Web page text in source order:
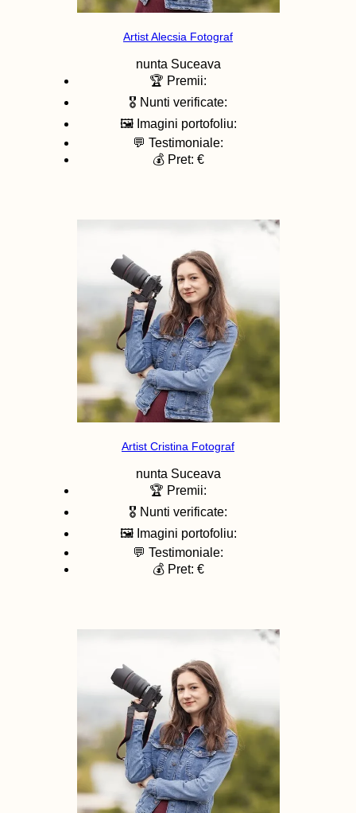
Artist Alecsia Fotograf
nunta Suceava
🏆 Premii:
🎖️ Nunti verificate:
🖼️ Imagini portofoliu:
💬 Testimoniale:
💰 Pret: €
Artist Cristina Fotograf
nunta Suceava
🏆 Premii:
🎖️ Nunti verificate:
🖼️ Imagini portofoliu:
💬 Testimoniale:
💰 Pret: €